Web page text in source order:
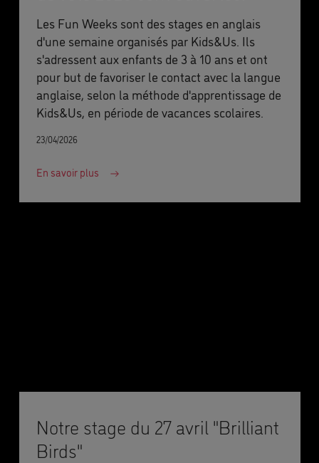
Les Fun Weeks sont des stages en anglais
d'une semaine organisés par Kids&Us. Ils
s'adressent aux enfants de 3 à 10 ans et ont
pour but de favoriser le contact avec la langue
anglaise, selon la méthode d'apprentissage de
Kids&Us, en période de vacances scolaires.
23/04/2026
En savoir plus
Notre stage du 27 avril "Brilliant
Birds"